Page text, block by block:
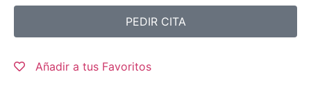
PEDIR CITA
Añadir a tus Favoritos